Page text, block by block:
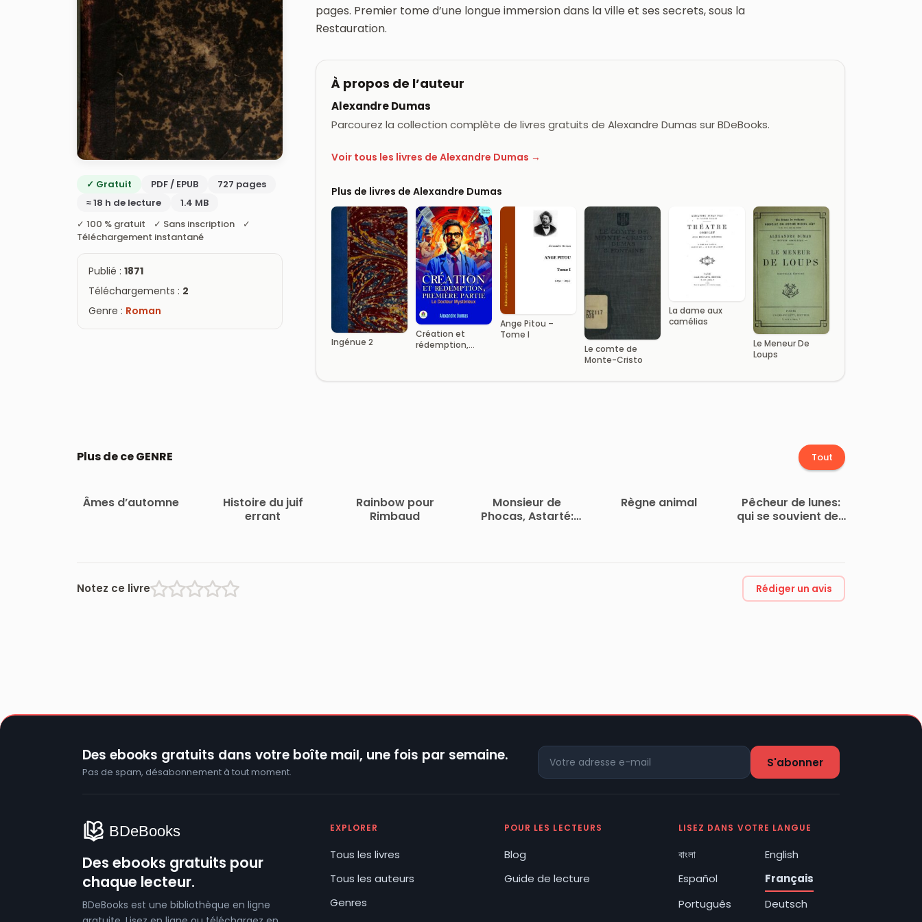
✓ Gratuit PDF / EPUB
727 pages
≈ 18 h de lecture
1.4 MB
✓ 100 % gratuit ✓ Sans inscription ✓
Téléchargement instantané
Publié : 1871
Téléchargements : 2
Genre : Roman
pages. Premier tome d’une longue immersion dans la ville et ses secrets, sous la
Restauration.
À propos de l’auteur
Alexandre Dumas
Parcourez la collection complète de livres gratuits de Alexandre Dumas sur BDeBooks.
Voir tous les livres de Alexandre Dumas →
Plus de livres de Alexandre Dumas
Ingénue 2
Création et
rédemption,
Ange Pitou –
Tome I
Le comte de
Monte-Cristo
La dame aux
camélias
Le Meneur De
Loups
Plus de ce GENRE Tout
Âmes d’automne
Histoire du juif
errant
Rainbow pour
Rimbaud
Monsieur de
Phocas, Astarté:
Règne animal
Pêcheur de lunes:
qui se souvient des
Notez ce livre Rédiger un avis
Des ebooks gratuits dans votre boîte mail, une fois par semaine.
Pas de spam, désabonnement à tout moment.
Des ebooks gratuits pour
chaque lecteur.
BDeBooks est une bibliothèque en ligne
EXPLORER
Tous les livres
Tous les auteurs
Genres
POUR LES LECTEURS
Blog
Guide de lecture
LISEZ DANS VOTRE LANGUE
বাংলা
English
Español
Français
Português
Deutsch